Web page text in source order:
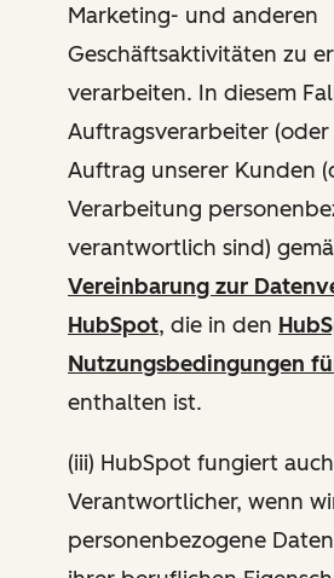
Marketing- und anderen
Geschäftsaktivitäten zu
verarbeiten. In diesem
Auftragsverarbeiter
Auftrag unserer Kunden
Verarbeitung
verantwortlich sind)
Vereinbarung zur
HubSpot, die in den
Nutzungsbedingungen
enthalten ist.
(iii) HubSpot fungiert
Verantwortlicher, wenn
personenbezogene